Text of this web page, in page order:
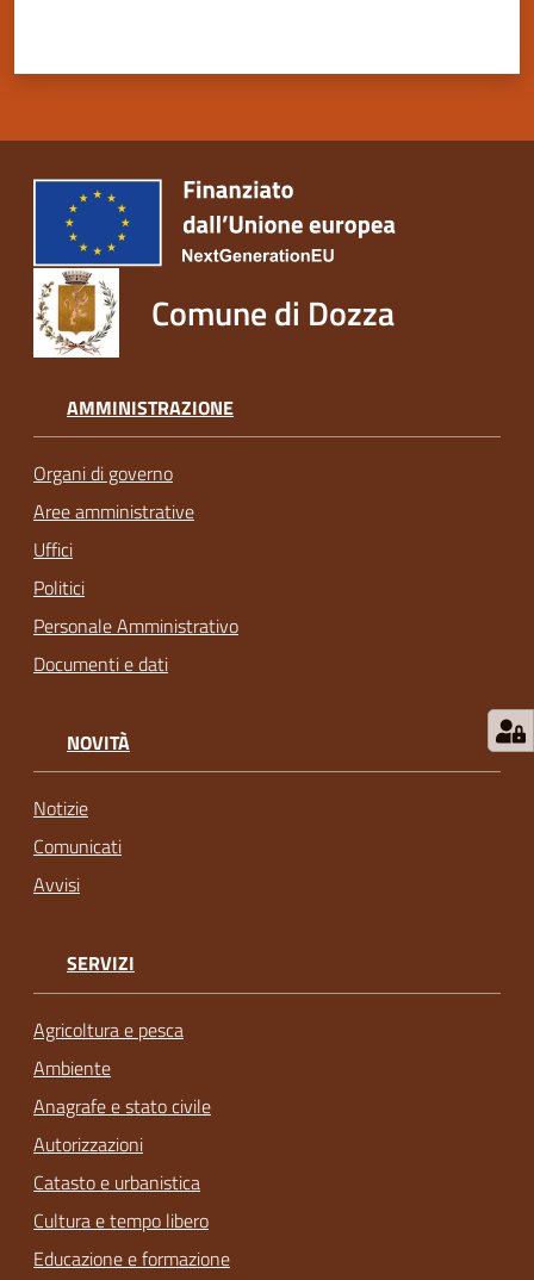
su
Comune di Dozza
AMMINISTRAZIONE
Organi di governo
Aree amministrative
Uffici
Politici
Personale Amministrativo
Documenti e dati
NOVITÀ
Notizie
Comunicati
Avvisi
SERVIZI
Agricoltura e pesca
Ambiente
Anagrafe e stato civile
Autorizzazioni
Catasto e urbanistica
Cultura e tempo libero
Educazione e formazione